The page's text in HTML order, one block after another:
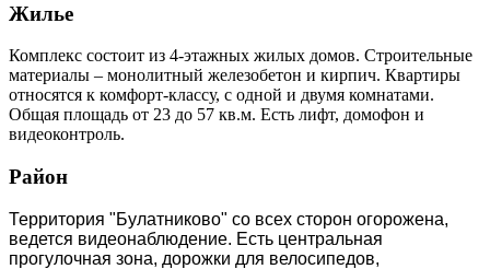
Жилье
Комплекс состоит из 4-этажных жилых домов. Строительные
материалы – монолитный железобетон и кирпич. Квартиры
относятся к комфорт-классу, с одной и двумя комнатами.
Общая площадь от 23 до 57 кв.м. Есть лифт, домофон и
видеоконтроль.
Район
Территория "Булатниково" со всех сторон огорожена,
ведется видеонаблюдение. Есть центральная
прогулочная зона, дорожки для велосипедов,